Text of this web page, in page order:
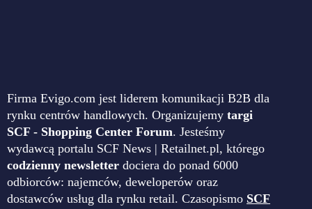
Firma Evigo.com jest liderem komunikacji B2B dla
rynku centrów handlowych. Organizujemy targi
SCF - Shopping Center Forum. Jesteśmy
wydawcą portalu SCF News | Retailnet.pl, którego
codzienny newsletter dociera do ponad 6000
odbiorców: najemców, deweloperów oraz
dostawców usług dla rynku retail. Czasopismo SCF